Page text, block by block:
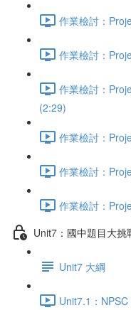
作業檢討：
作業檢討：
作業檢討：
(2:29)
作業檢討：
作業檢討：
作業檢討：
Unit7：國中題目大挑
Unit7 大綱
Unit7.1：